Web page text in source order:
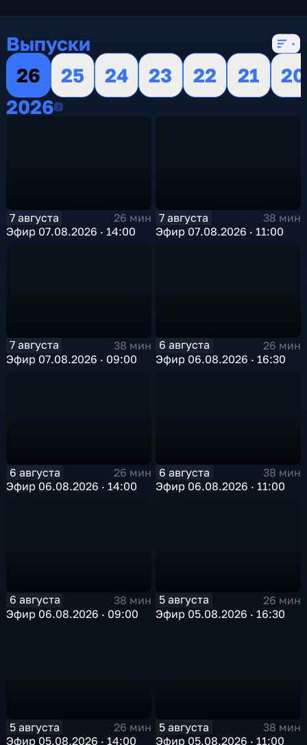
Выпуски
26
25 24 23 22 21
20
20262026
7 августа
26 мин
Эфир 07.08.2026 · 14:00
7 августа
38 мин
Эфир 07.08.2026 · 11:00
7 августа
38 мин
Эфир 07.08.2026 · 09:00
6 августа
26 мин
Эфир 06.08.2026 · 16:30
6 августа
26 мин
Эфир 06.08.2026 · 14:00
6 августа
38 мин
Эфир 06.08.2026 · 11:00
6 августа
38 мин
Эфир 06.08.2026 · 09:00
5 августа
26 мин
Эфир 05.08.2026 · 16:30
5 августа
26 мин
Эфир 05.08.2026 · 14:00
5 августа
38 мин
Эфир 05.08.2026 · 11:00